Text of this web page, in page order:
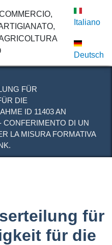
al
Italiano
Deutsch
FÜR
DIE
ID 11403 AN M
DI UN I
LA MISURA FORMATIVA I
für
für die